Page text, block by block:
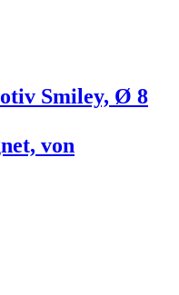
Smiley, Ø 8
von